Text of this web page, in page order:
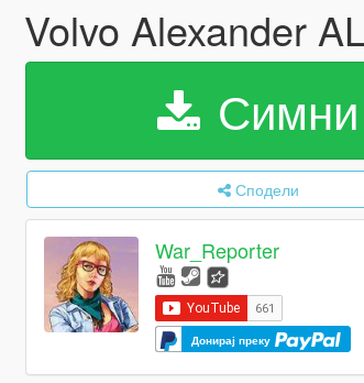
Volvo Alexander
Симни
Сподели
War_Reporter
Донирај преку